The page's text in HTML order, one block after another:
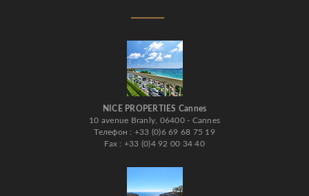
NICE PROPERTIES Cannes
10 avenue Branly, 06400 - Cannes
Телефон : +33 (0)6 69 68 75 19
Fax : +33 (0)4 92 00 34 40